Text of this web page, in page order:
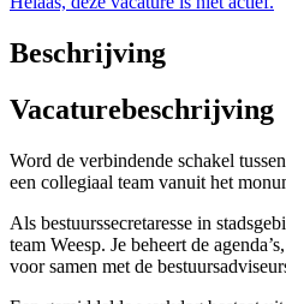
Beschrijving
Vacaturebeschrijving
Word de verbindende schakel
een collegiaal team vanuit het
Als bestuurssecretaresse in
team Weesp. Je beheert de
voor samen met de